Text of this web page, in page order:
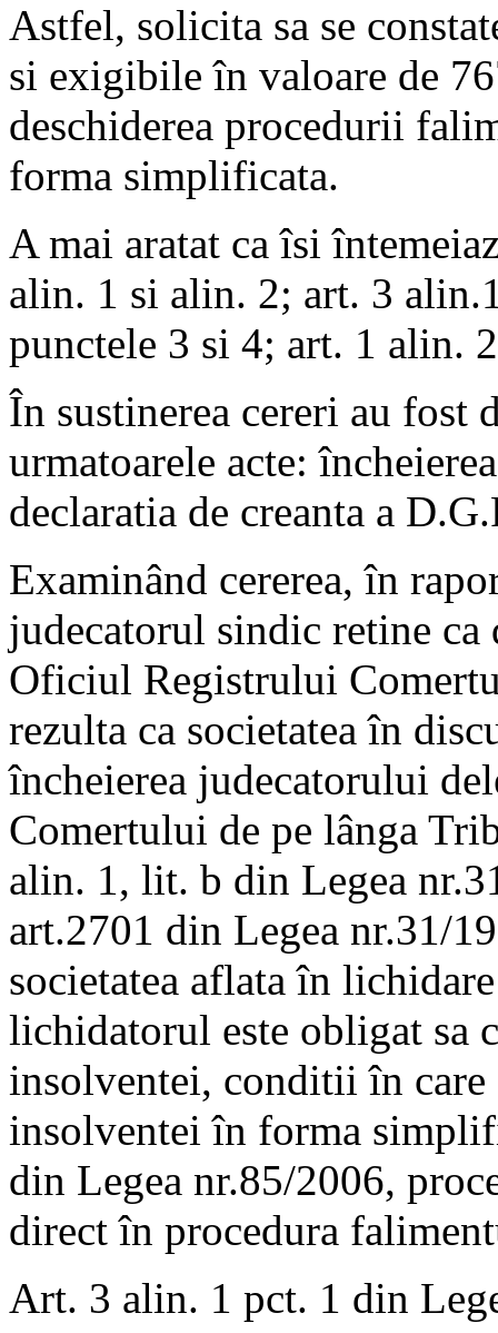
Astfel, solicita sa se
si exigibile în valoare de
deschiderea procedurii
forma simplificata.
A mai aratat ca îsi
alin. 1 si alin. 2; art. 3
punctele 3 si 4; art. 1 alin.
În sustinerea cereri au fost
urmatoarele acte:
declaratia de creanta a
Examinând cererea, în
judecatorul sindic retine
Oficiul Registrului
rezulta ca societatea în
încheierea judecatorului
Comertului de pe lânga
alin. 1, lit. b din Legea
art.2701 din Legea nr.31/
societatea aflata în
lichidatorul este obligat sa
insolventei, conditii în care
insolventei în forma
din Legea nr.85/2006,
direct în procedura
Art. 3 alin. 1 pct. 1 din